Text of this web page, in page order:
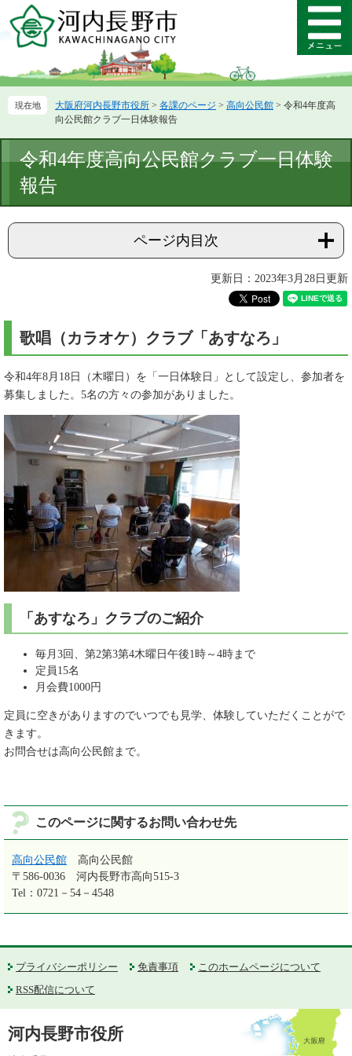
ー
先
ニ
を
て
メ
ニ
ー
大阪府河内長野市役所 > 各課のページ > 高向公民館 > 令和4年度高
向公民館クラブ一日体験報告
文
令和4年度高向公民館クラブ一日体験
報告
ページ内目次
更新日：2023年3月28日更新
歌唱（カラオケ）クラブ「あすなろ」
令和4年8月18日（木曜日）を「一日体験日」として設定し、参加者を
募集しました。5名の方々の参加がありました。
「あすなろ」クラブのご紹介
毎月3回、第2第3第4木曜日午後1時～4時まで
定員15名
月会費1000円
定員に空きがありますのでいつでも見学、体験していただくことがで
きます。
お問合せは高向公民館まで。
このページに関するお問い合わせ先
高向公民館
高向公民館
〒586-0036
河内長野市高向515-3
Tel：0721－54－4548
プライバシーポリシー 免責事項
このホームページについて
RSS配信について
河内長野市役所